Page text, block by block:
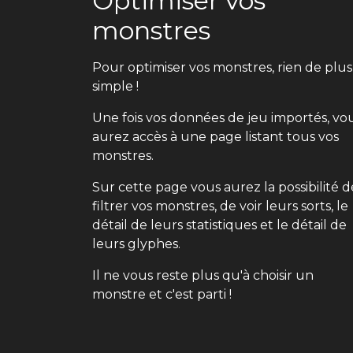
monstres
Pour optimiser vos monstres, rien de plus
simple !
Une fois vos données de jeu importés,
aurez accès à une page listant tous vos
monstres.
Sur cette page vous aurez la possibilité
filtrer vos monstres, de voir leurs sorts, le
détail de leurs statistiques et le détail de
leurs glyphes.
Il ne vous reste plus qu'à choisir un
monstre et c'est parti !